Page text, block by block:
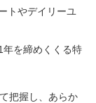
トやデイリーユ
を締めくくる特
把握し、あらか